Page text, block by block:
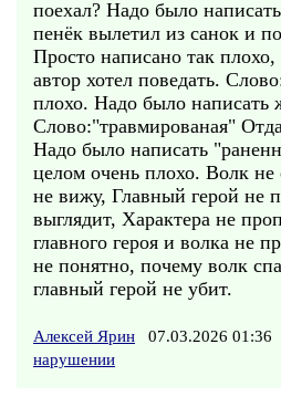
поехал? Надо было
пенёк вылетил из санок и
Просто написано так
автор хотел поведать.
плохо. Надо было написать
Слово:"травмированая"
Надо было написать
целом очень плохо. Волк не
не вижу, Главный герой не
выглядит, Характера не
главного героя и волка не
не понятно, почему волк
главный герой не убит.
Алексей Ярин 07.03.2026 01:36
нарушении